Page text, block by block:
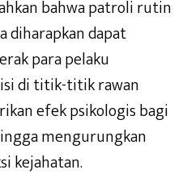
bahwa patroli rutin
diharapkan dapat
para pelaku
di titik-titik rawan
efek psikologis bagi
mengurungkan
kejahatan.